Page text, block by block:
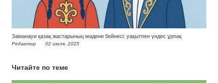
Заманауи қазақ жастарының мәдени бейнесі: уақытпен үндес ұрпақ
Редактор 02 июля, 2025
Читайте по теме